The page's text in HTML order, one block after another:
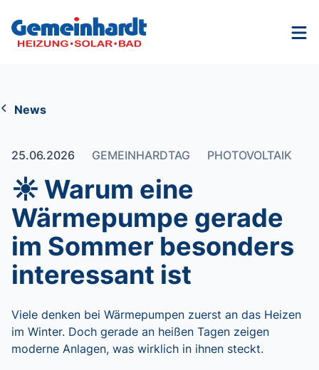
News
25.06.2026 GEMEINHARDTAG PHOTOVOLTAIK
☀ Warum eine
Wärmepumpe gerade
im Sommer besonders
interessant ist
Viele denken bei Wärmepumpen zuerst an das Heizen
im Winter. Doch gerade an heißen Tagen zeigen
moderne Anlagen, was wirklich in ihnen steckt.